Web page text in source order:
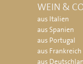
WEIN &
aus Italien
aus Spanien
aus Portugal
aus Frankreich
aus